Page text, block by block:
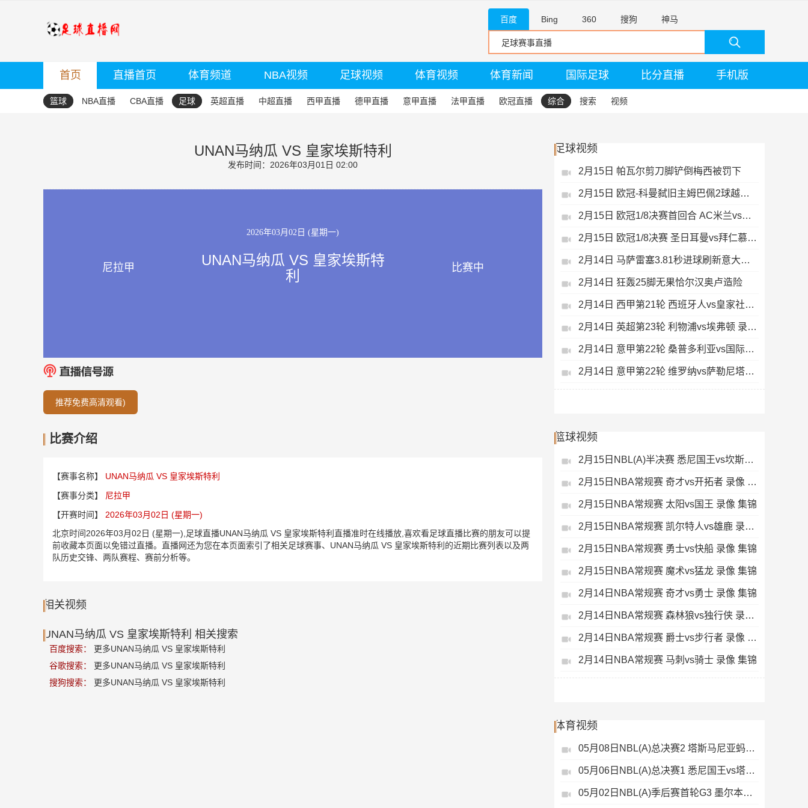
百度 Bing 360 搜狗 神马
首页 直播首页 体育频道 NBA视频 足球视频 体育视频 体育新闻 国际足球 比分直播 手机版
篮球 NBA直播 CBA直播 足球 英超直播 中超直播 西甲直播 德甲直播 意甲直播 法甲直播 欧冠直播 综合 搜索 视频
UNAN马纳瓜 VS 皇家埃斯特利
发布时间：2026年03月01日 02:00
2026年03月02日 (星期一)
尼拉甲
UNAN马纳瓜 VS 皇家埃斯特
利
比赛中
推荐免费高清观看)
比赛介绍
【赛事名称】
UNAN马纳瓜 VS 皇家埃斯特利
【赛事分类】
尼拉甲
【开赛时间】
2026年03月02日 (星期一)
北京时间2026年03月02日 (星期一),足球直播UNAN马纳瓜 VS 皇家埃斯特利直播准时在线播放,喜欢看足球直播比赛的朋友可以提
前收藏本页面以免错过直播。直播网还为您在本页面索引了相关足球赛事、UNAN马纳瓜 VS 皇家埃斯特利的近期比赛列表以及两
队历史交锋、两队赛程、赛前分析等。
相关视频
UNAN马纳瓜 VS 皇家埃斯特利 相关搜索
百度搜索：
更多UNAN马纳瓜 VS 皇家埃斯特利
谷歌搜索：
更多UNAN马纳瓜 VS 皇家埃斯特利
搜狗搜索：
更多UNAN马纳瓜 VS 皇家埃斯特利
足球视频
2月15日 帕瓦尔剪刀脚铲倒梅西被罚下
2月15日 欧冠-科曼弑旧主姆巴佩2球越位无效
2月15日 欧冠1/8决赛首回合 AC米兰vs热刺 录像 集锦
2月15日 欧冠1/8决赛 圣日耳曼vs拜仁慕尼黑 录像 集锦
2月14日 马萨雷塞3.81秒进球刷新意大利历史
2月14日 狂轰25脚无果恰尔汉奥卢造险
2月14日 西甲第21轮 西班牙人vs皇家社会 录像 集锦
2月14日 英超第23轮 利物浦vs埃弗顿 录像 集锦
2月14日 意甲第22轮 桑普多利亚vs国际米兰 录像 集锦
2月14日 意甲第22轮 维罗纳vs萨勒尼塔纳 录像 集锦
篮球视频
2月15日NBL(A)半决赛 悉尼国王vs坎斯大班 录像 集锦
2月15日NBA常规赛 奇才vs开拓者 录像 集锦
2月15日NBA常规赛 太阳vs国王 录像 集锦
2月15日NBA常规赛 凯尔特人vs雄鹿 录像 集锦
2月15日NBA常规赛 勇士vs快船 录像 集锦
2月15日NBA常规赛 魔术vs猛龙 录像 集锦
2月14日NBA常规赛 奇才vs勇士 录像 集锦
2月14日NBA常规赛 森林狼vs独行侠 录像 集锦
2月14日NBA常规赛 爵士vs步行者 录像 集锦
2月14日NBA常规赛 马刺vs骑士 录像 集锦
体育视频
05月08日NBL(A)总决赛2 塔斯马尼亚蚂蚁vs悉尼国王 录像
05月06日NBL(A)总决赛1 悉尼国王vs塔斯马尼亚蚂蚁 全场录像
05月02日NBL(A)季后赛首轮G3 墨尔本联 - 塔斯马尼亚蚂蚁 录像集锦